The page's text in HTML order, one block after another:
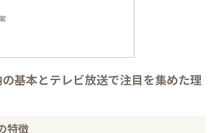
基本とテレビ放送で注目を集めた理
特徴